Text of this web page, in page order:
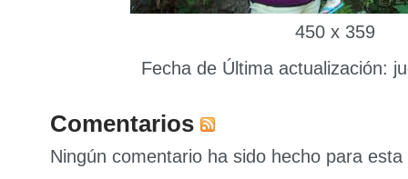
450 x 359
Fecha de Última actualización:
Comentarios
Ningún comentario ha sido hecho para esta